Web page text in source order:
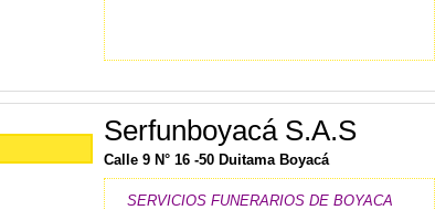
Serfunboyacá S.A.S
Calle 9 N° 16 -50 Duitama Boyacá
SERVICIOS FUNERARIOS DE BOYACA